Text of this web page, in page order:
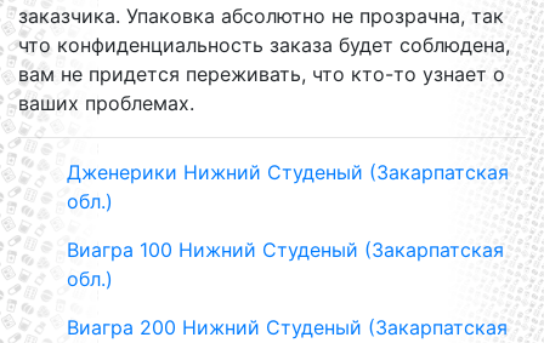
заказчика. Упаковка абсолютно не прозрачна, так
что конфиденциальность заказа будет соблюдена,
вам не придется переживать, что кто-то узнает о
ваших проблемах.
Дженерики Нижний Студеный (Закарпатская
обл.)
Виагра 100 Нижний Студеный (Закарпатская
обл.)
Виагра 200 Нижний Студеный (Закарпатская